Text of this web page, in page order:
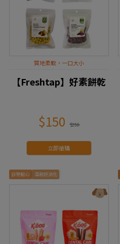
質地柔軟，一口大小
【Freshtap】好素餅乾
$150 $250
立即搶購
日常點心 溫和好消化